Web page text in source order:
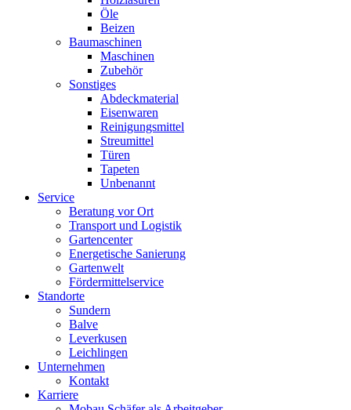
Öle
Beizen
Baumaschinen
Maschinen
Zubehör
Sonstiges
Abdeckmaterial
Eisenwaren
Reinigungsmittel
Streumittel
Türen
Tapeten
Unbenannt
Service
Beratung vor Ort
Transport und Logistik
Gartencenter
Energetische Sanierung
Gartenwelt
Fördermittelservice
Standorte
Sundern
Balve
Leverkusen
Leichlingen
Unternehmen
Kontakt
Karriere